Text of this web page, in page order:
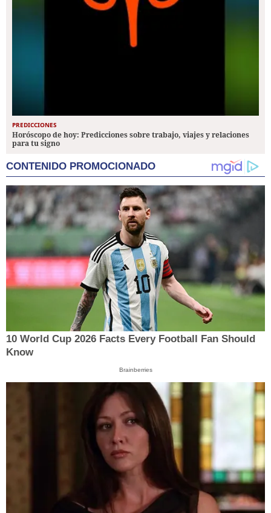
PREDICCIONES
Horóscopo de hoy: Predicciones sobre trabajo, viajes y relaciones
para tu signo
CONTENIDO PROMOCIONADO
10 World Cup 2026 Facts Every Football Fan Should
Know
Brainberries